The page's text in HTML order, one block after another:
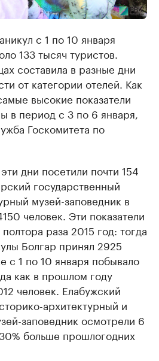
с 1 по 10 января
133 тысяч туристов.
составила в разные дни
от категории отелей. Как
высокие показатели
в период с 3 по 6 января,
Госкомитета по
дни посетили почти 154
государственный
музей-заповедник в
человек. Эти показатели
раза 2015 год: тогда
Болгар принял 2925
с 1 по 10 января побывало
как в прошлом году
человек. Елабужский
архитектурный и
заповедник осмотрели 6
больше прошлогодних